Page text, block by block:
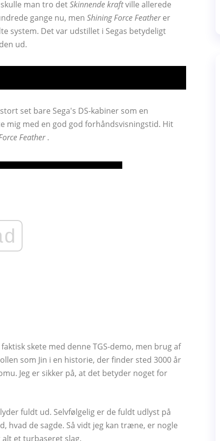
man tro detSkinnende kraftville allerede
gange nu, men Shining Force Featherer
system. Det var udstillet i Segas betydeligt
ud.
set bare Sega's DS-kabiner som en
mig med en god god forhåndsvisningstid. Hit
Feather.
skete med denne TGS-demo, men brug af
som Jin i en historie, der finder sted 3000 år
Jeg er sikker på, at det betyder noget for
fuldt ud. Selvfølgelig er de fuldt udlyst på
hvad de sagde. Så vidt jeg kan træne, er nogle
et turbaseret slag.